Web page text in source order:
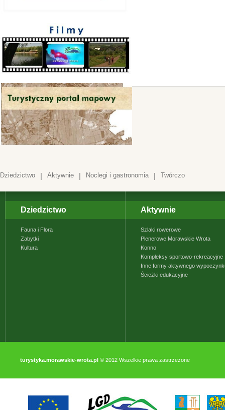
Dziedzictwo | Aktywnie | Noclegi i gastronomia | Twórczo
Dziedzictwo
Fauna i Flora
Zabytki
Kultura
Aktywnie
Szlaki rowerowe
Plenerowe Morawskie Wrota
Konno
Kompleksy sportowo-rekreacyjne
Inne formy aktywnego
Ścieżki edukacyjne
turystyka.morawskie-wrota.pl © 2012 Wszelkie prawa zastrzeżone